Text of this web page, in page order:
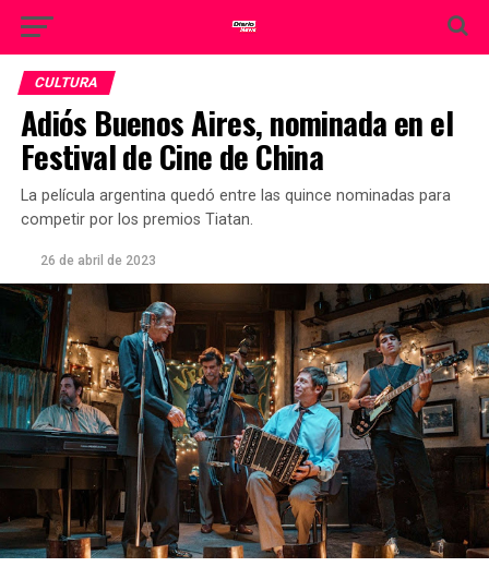
CULTURA
Adiós Buenos Aires, nominada en el
Festival de Cine de China
La película argentina quedó entre las quince nominadas para
competir por los premios Tiatan.
26 de abril de 2023